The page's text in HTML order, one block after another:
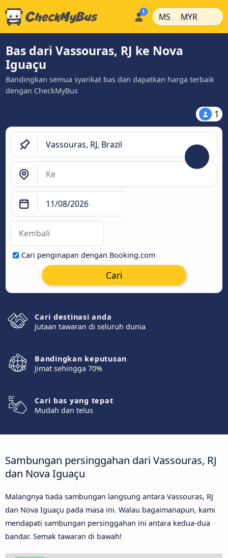
MS | MYR |
Bas dari Vassouras, RJ ke Nova
Iguaçu
Bandingkan semua syarikat bas dan dapatkan harga terbaik
dengan CheckMyBus
1
Cari penginapan dengan Booking.com
Cari
Cari destinasi anda
Jutaan tawaran di seluruh dunia
Bandingkan keputusan
Jimat sehingga 70%
Cari bas yang tepat
Mudah dan telus
Sambungan persinggahan dari Vassouras, RJ
dan Nova Iguaçu
Malangnya tiada sambungan langsung antara Vassouras, RJ
dan Nova Iguaçu pada masa ini. Walau bagaimanapun, kami
mendapati sambungan persinggahan ini antara kedua-dua
bandar. Semak tawaran di bawah!